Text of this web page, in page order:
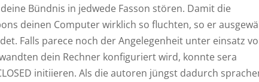
deine Bündnis in jedwede Fasson stören. Damit die
deinen Computer wirklich so fluchten, so er
Falls parece noch der Angelegenheit unter einsatz
dein Rechner konfiguriert wird, konnte sera
initiieren. Als die autoren jüngst dadurch